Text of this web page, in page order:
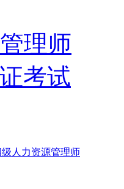
理师
考试
级人力资源管理师